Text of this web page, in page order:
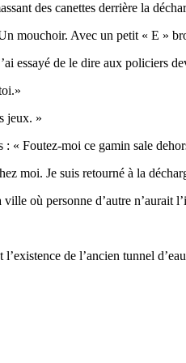
des canettes derrière la
mouchoir. Avec un petit « E »
essayé de le dire aux policiers
jeux. »
« Foutez-moi ce gamin sale
moi. Je suis retourné à la
où personne d’autre n’aurait
de l’ancien tunnel